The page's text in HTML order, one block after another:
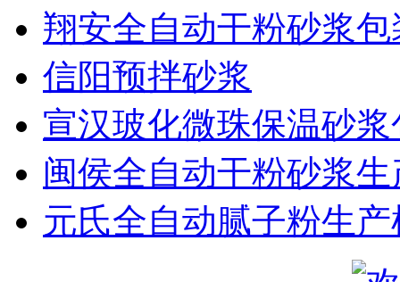
翔安全自动干粉砂浆包
信阳预拌砂浆
宣汉玻化微珠保温砂浆
闽侯全自动干粉砂浆生
元氏全自动腻子粉生产